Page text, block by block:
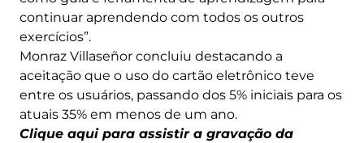
continuar aprendendo com todos os outros
exercícios”.
Monraz Villaseñor concluiu destacando a
aceitação que o uso do cartão eletrônico teve
entre os usuários, passando dos 5% iniciais para os
atuais 35% em menos de um ano.
Clique aqui para assistir a gravação da